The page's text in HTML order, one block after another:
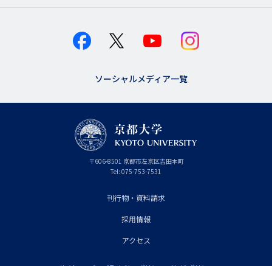
ソーシャルメディア一覧
〒606-8501 京
都
府
京都市左京区吉田本町
Tel: 075-753-7531
刊行物・資料請求
採用情報
アクセス